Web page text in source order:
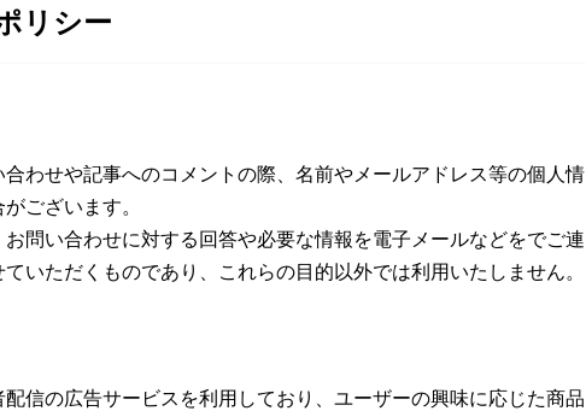
リシー
わせや記事へのコメントの際、名前やメールアドレス等の個人情
ございます。
問い合わせに対する回答や必要な情報を電子メールなどをでご連
いただくものであり、これらの目的以外では利用いたしません。
信の広告サービスを利用しており、ユーザーの興味に応じた商品